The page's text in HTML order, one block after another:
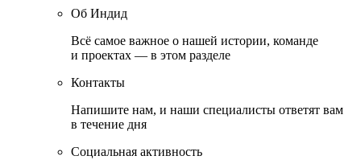
Об Индид
Всё самое важное о нашей истории, команде
и проектах — в этом разделе
Контакты
Напишите нам, и наши специалисты ответят вам
в течение дня
Социальная активность